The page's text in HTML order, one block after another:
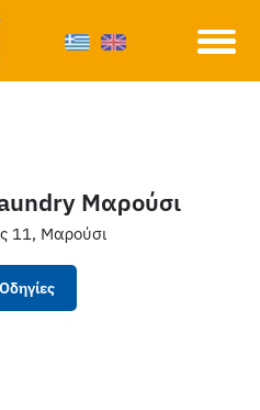
Μαρούσι
11, Μαρούσι
Οδηγίες